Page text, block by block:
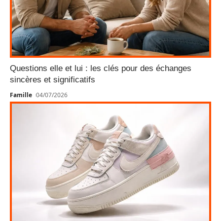
Questions elle et lui : les clés pour des échanges
sincères et significatifs
Famille 04/07/2026